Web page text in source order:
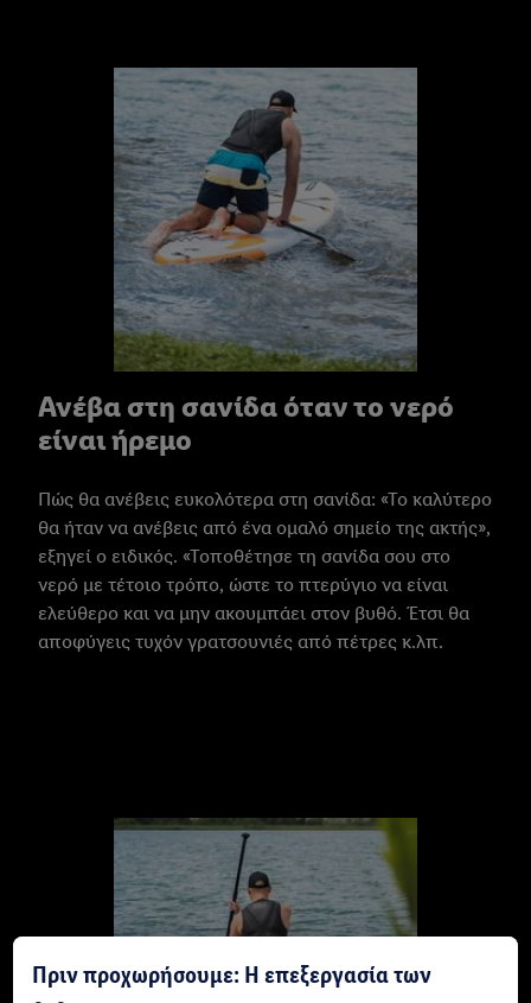
Ανέβα στη σανίδα όταν το νερό
είναι ήρεμο
Πώς θα ανέβεις ευκολότερα στη σανίδα: «Το καλύτερο
θα ήταν να ανέβεις από ένα ομαλό σημείο της ακτής»,
εξηγεί ο ειδικός. «Τοποθέτησε τη σανίδα σου στο
νερό με τέτοιο τρόπο, ώστε το πτερύγιο να είναι
ελεύθερο και να μην ακουμπάει στον βυθό. Έτσι θα
αποφύγεις τυχόν γρατσουνιές από πέτρες κ.λπ.
Πριν προχωρήσουμε: Η επεξεργασία των